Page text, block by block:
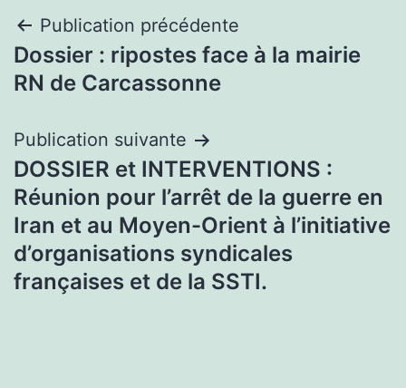
Navigation
de
Publication précédente
Dossier : ripostes face à la mairie
RN de Carcassonne
Publication suivante
DOSSIER et INTERVENTIONS :
Réunion pour l’arrêt de la guerre en
Iran et au Moyen-Orient à l’initiative
d’organisations syndicales
françaises et de la SSTI.